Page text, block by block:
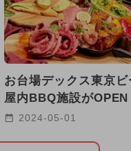
冬休み
ワークショップ
お台場デックス東京ビ
屋内BBQ施設が
り付けにこだわった
2024-05-01